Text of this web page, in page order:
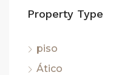
Property Type
piso
Ático